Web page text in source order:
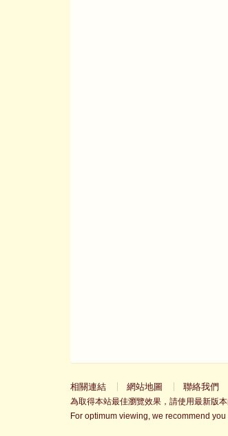
相關連結 網站地圖 聯絡我們
為取得本站最佳瀏覽效果，請使用最新版
For optimum viewing, we recommend